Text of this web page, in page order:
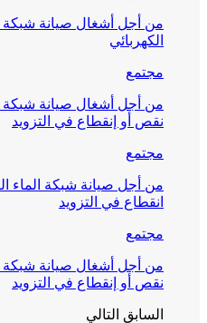
من أجل أشغال صيانة شبكة
الكهربائي
مجتمع
من أجل أشغال صيانة شبكة
نقص أو إنقطاع في التزويد
مجتمع
من أجل صيانة شبكة الماء
انقطاع في التزويد
مجتمع
من أجل أشغال صيانة شبكة
نقص أو إنقطاع في التزويد
السابق التالي